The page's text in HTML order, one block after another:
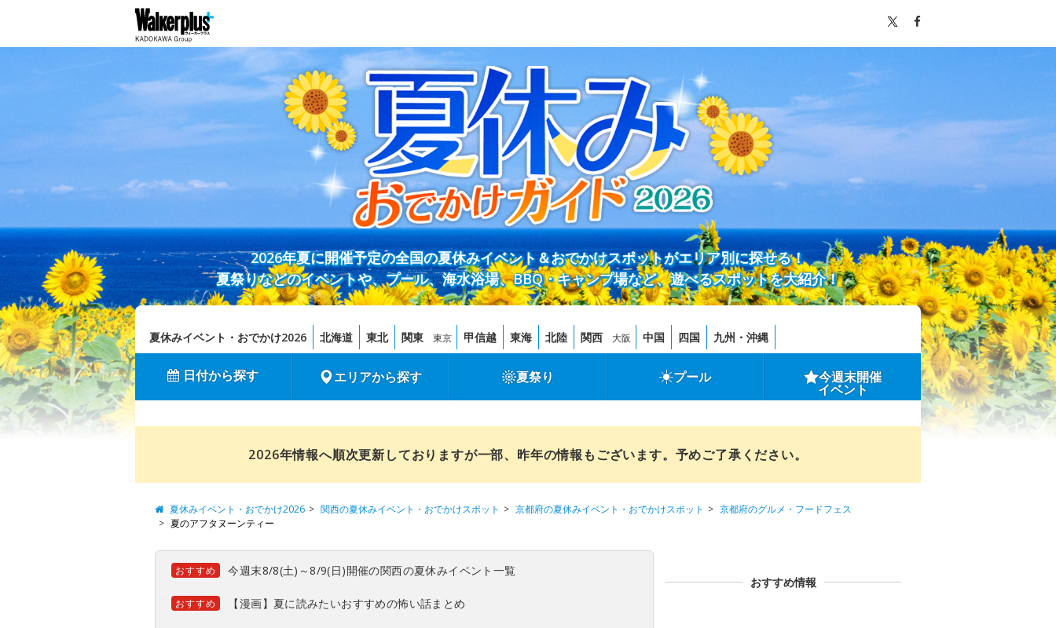
2026年夏に開催予定の全国の夏休みイベント＆おでかけスポットがエリア別に探せる！
夏祭りなどのイベントや、プール、海水浴場、BBQ・キャンプ場など、遊べるスポットを大紹介！
夏休みイベント・おでかけ2026 北海道 東北 関東 東京 甲信越 東海 北陸 関西 大阪 中国 四国 九州・沖縄
日付から探す エリアから探す 夏祭り プール 今週末開催
イベント
2026年情報へ順次更新しておりますが一部、昨年の情報もございます。予めご了承ください。
夏休みイベント・おでかけ2026 関西の夏休みイベント・おでかけスポット 京都府の夏休みイベント・おでかけスポット
京都府のグルメ・フードフェス
夏のアフタヌーンティー
おすすめ 今週末8/8(土)～8/9(日)開催の関西の夏休みイベント一覧
おすすめ 【漫画】夏に読みたいおすすめの怖い話まとめ
おすすめ情報